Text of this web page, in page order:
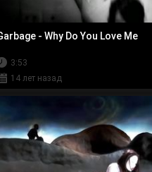
- Why Do You Love Me
3:53
14 лет назад